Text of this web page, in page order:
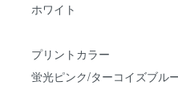
ホワイト
プリントカラー
蛍光ピンク/ターコイズブル